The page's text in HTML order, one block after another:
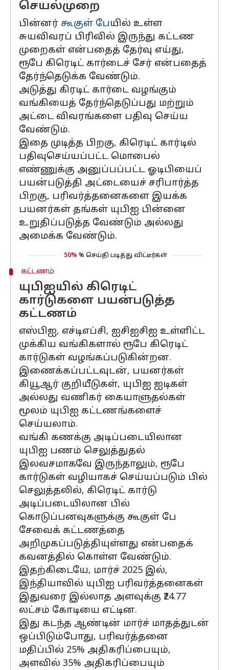
செயல்முறை
பின்னர் கூகுள் பேயில் உள்ள
சுயவிவரப் பிரிவில் இருந்து கட்டண
முறைகள் என்பதைத் தேர்வு எய்து,
ரூபே கிரெடிட் கார்டைச் சேர் என்பதைத்
தேர்ந்தெடுக்க வேண்டும்.
அடுத்து கிரடிட் கார்டை வழங்கும்
வங்கியைத் தேர்ந்தெடுப்பது மற்றும்
அட்டை விவரங்களை பதிவு செய்ய
வேண்டும்.
இதை முடித்த பிறகு, கிரெடிட் கார்டில்
பதிவுசெய்யப்பட்ட மொபைல்
எண்ணுக்கு அனுப்பப்பட்ட ஓடிபியைப்
பயன்படுத்தி அட்டையைச் சரிபார்த்த
பிறகு, பரிவர்த்தனைகளை இயக்க
பயனர்கள் தங்கள் யுபிஐ பின்னை
உறுதிப்படுத்த வேண்டும் அல்லது
அமைக்க வேண்டும்.
50% % செய்தி படித்து விட்டீர்கள்
கட்டணம்
யுபிஐயில் கிரெடிட்
கார்டுகளை பயன்படுத்த
கட்டணம்
எஸ்பிஐ, எச்டிஎப்சி, ஐசிஐசிஐ உள்ளிட்ட
முக்கிய வங்கிகளால் ரூபே கிரெடிட்
கார்டுகள் வழங்கப்படுகின்றன.
இணைக்கப்பட்டவுடன், பயனர்கள்
கியூஆர் குறியீடுகள், யுபிஐ ஐடிகள்
அல்லது வணிகர் கையாளுதல்கள்
மூலம் யுபிஐ கட்டணங்களைச்
செய்யலாம்.
வங்கி கணக்கு அடிப்படையிலான
யுபிஐ பணம் செலுத்துதல்
இலவசமாகவே இருந்தாலும், ரூபே
கார்டுகள் வழியாகச் செய்யப்படும் பில்
செலுத்தலில், கிரெடிட் கார்டு
அடிப்படையிலான பில்
கொடுப்பனவுகளுக்கு கூகுள் பே
சேவைக் கட்டணத்தை
அறிமுகப்படுத்தியுள்ளது என்பதைக்
கவனத்தில் கொள்ள வேண்டும்.
இதற்கிடையே, மார்ச் 2025 இல்,
இந்தியாவில் யுபிஐ பரிவர்த்தனைகள்
இதுவரை இல்லாத அளவுக்கு ₹24.77
லட்சம் கோடியை எட்டின.
இது கடந்த ஆண்டின் மார்ச் மாதத்துடன்
ஒப்பிடும்போது, பரிவர்த்தனை
மதிப்பில் 25% அதிகரிப்பையும்,
அளவில் 35% அதிகரிப்பையும்